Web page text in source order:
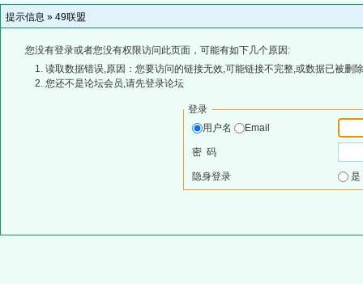
提示信息 » 49联盟
您没有登录或者您没有权限访问此页面，可能有如下几个原因:
读取数据错误,原因：您要访问的链接无效,可能链接不完整,或数据已被删
您还不是论坛会员,请先登录论坛
登录
用户名
Email
密 码
隐身登录